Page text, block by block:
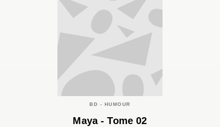
BD - HUMOUR
Maya - Tome 02